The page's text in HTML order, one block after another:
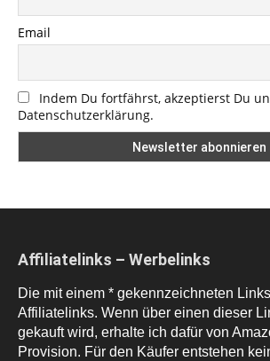
Email
Indem Du fortfährst, akzeptierst Du
Datenschutzerklärung.
Affiliatelinks – Werbelinks
Die mit einem * gekennzeichneten
Affiliatelinks. Wenn über einen dieser
gekauft wird, erhalte ich dafür von
Provision. Für den Käufer entstehen